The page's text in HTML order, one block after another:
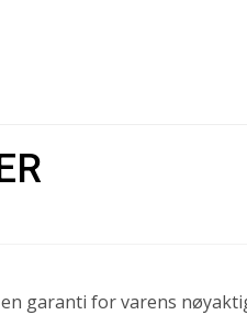
garanti for varens